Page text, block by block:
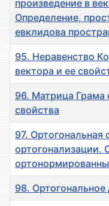
произведение в
Определение,
евклидова
95. Неравенство
вектора и ее
96. Матрица Грама
свойства
97.
ортогонализации.
98. Ортогональное